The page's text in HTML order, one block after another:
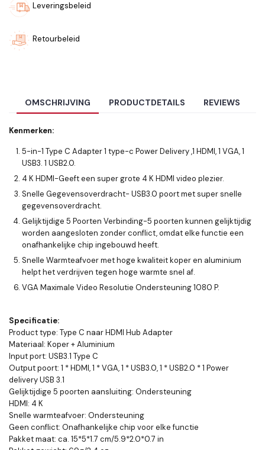
Leveringsbeleid
Retourbeleid
OMSCHRIJVING PRODUCTDETAILS REVIEWS
Kenmerken:
5-in-1 Type C Adapter 1 type-c Power Delivery ,1 HDMI, 1 VGA, 1
USB3. 1 USB2.0.
4 K HDMI-Geeft een super grote 4 K HDMI video plezier.
Snelle Gegevensoverdracht- USB3.0 poort met super snelle
gegevensoverdracht.
Gelijktijdige 5 Poorten Verbinding-5 poorten kunnen gelijktijdig
worden aangesloten zonder conflict, omdat elke functie een
onafhankelijke chip ingebouwd heeft.
Snelle Warmteafvoer met hoge kwaliteit koper en aluminium
helpt het verdrijven tegen hoge warmte snel af.
VGA Maximale Video Resolutie Ondersteuning 1080 P.
Specificatie:
Product type: Type C naar HDMI Hub Adapter
Materiaal: Koper + Aluminium
Input port: USB3.1 Type C
Output poort: 1 * HDMI, 1 * VGA, 1 * USB3.0, 1 * USB2.0 * 1 Power
delivery USB 3.1
Gelijktijdige 5 poorten aansluiting: Ondersteuning
HDMI: 4 K
Snelle warmteafvoer: Ondersteuning
Geen conflict: Onafhankelijke chip voor elke functie
Pakket maat: ca. 15*5*1.7 cm/5.9*2.0*0.7 in